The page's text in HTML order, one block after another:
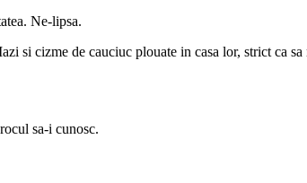
Ne-lipsa.
si cizme de cauciuc plouate in casa lor, strict ca
sa-i cunosc.